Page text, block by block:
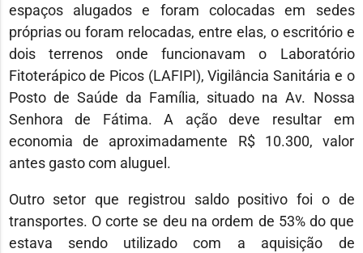
espaços alugados e foram colocadas em sedes
próprias ou foram relocadas, entre elas, o escritório e
dois terrenos onde funcionavam o Laboratório
Fitoterápico de Picos (LAFIPI), Vigilância Sanitária e o
Posto de Saúde da Família, situado na Av. Nossa
Senhora de Fátima. A ação deve resultar em
economia de aproximadamente R$ 10.300, valor
antes gasto com aluguel.
Outro setor que registrou saldo positivo foi o de
transportes. O corte se deu na ordem de 53% do que
estava sendo utilizado com a aquisição de